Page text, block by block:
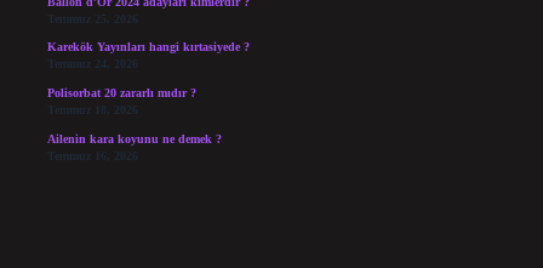
Temmuz 25, 2026
Karekök Yayınları hangi kırtasiyede ?
Temmuz 24, 2026
Polisorbat 20 zararlı mıdır ?
Temmuz 18, 2026
Ailenin kara koyunu ne demek ?
Temmuz 16, 2026